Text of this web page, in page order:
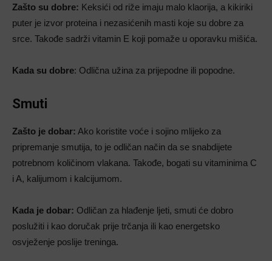
Zašto su dobre: Keksići od riže imaju malo klaorija, a kikiriki
puter je izvor proteina i nezasićenih masti koje su dobre za
srce. Takođe sadrži vitamin E koji pomaže u oporavku mišića.
Kada su dobre: Odlična užina za prijepodne ili popodne.
Smuti
Zašto je dobar: Ako koristite voće i sojino mlijeko za
pripremanje smutija, to je odličan način da se snabdijete
potrebnom količinom vlakana. Takođe, bogati su vitaminima C
i A, kalijumom i kalcijumom.
Kada je dobar: Odličan za hlađenje ljeti, smuti će dobro
poslužiti i kao doručak prije trčanja ili kao energetsko
osvježenje poslije treninga.